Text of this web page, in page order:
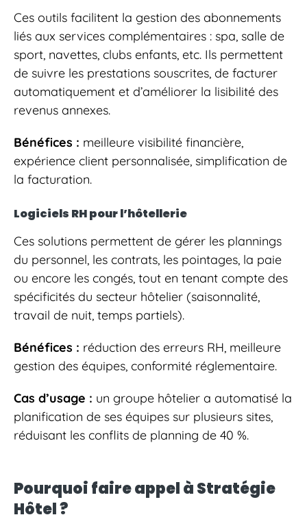
Ces outils facilitent la gestion des abonnements
liés aux services complémentaires : spa, salle de
sport, navettes, clubs enfants, etc. Ils permettent
de suivre les prestations souscrites, de facturer
automatiquement et d’améliorer la lisibilité des
revenus annexes.
Bénéfices : meilleure visibilité financière,
expérience client personnalisée, simplification de
la facturation.
Logiciels RH pour l’hôtellerie
Ces solutions permettent de gérer les plannings
du personnel, les contrats, les pointages, la paie
ou encore les congés, tout en tenant compte des
spécificités du secteur hôtelier (saisonnalité,
travail de nuit, temps partiels).
Bénéfices : réduction des erreurs RH, meilleure
gestion des équipes, conformité réglementaire.
Cas d’usage : un groupe hôtelier a automatisé la
planification de ses équipes sur plusieurs sites,
réduisant les conflits de planning de 40 %.
Pourquoi faire appel à Stratégie
Hôtel ?